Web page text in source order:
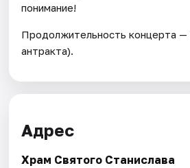
понимание!
Продолжительность концерта —
антракта).
Адрес
Храм Святого Станислава